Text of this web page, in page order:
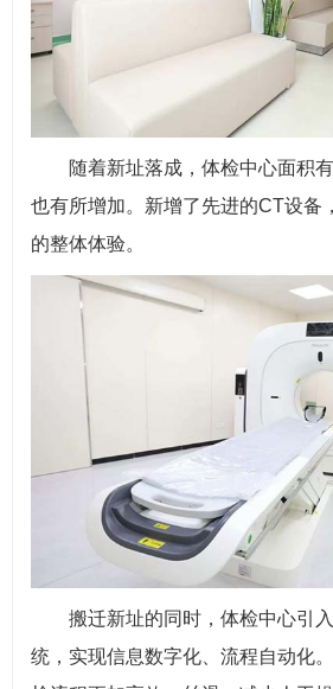
随着新址落成，体检中心面积有
也有所增加。新增了先进的CT设备
的整体体验。
搬迁新址的同时，体检中心引入
统，实现信息数字化、流程自动化